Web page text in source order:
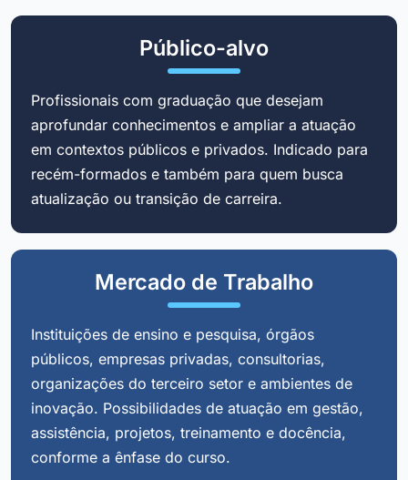
Público-alvo
Profissionais com graduação que desejam
aprofundar conhecimentos e ampliar a atuação
em contextos públicos e privados. Indicado para
recém-formados e também para quem busca
atualização ou transição de carreira.
Mercado de Trabalho
Instituições de ensino e pesquisa, órgãos
públicos, empresas privadas, consultorias,
organizações do terceiro setor e ambientes de
inovação. Possibilidades de atuação em gestão,
assistência, projetos, treinamento e docência,
conforme a ênfase do curso.